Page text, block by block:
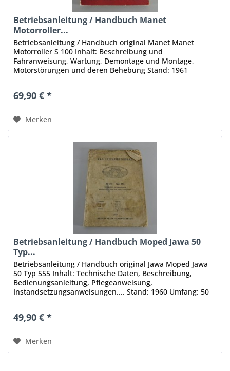
Betriebsanleitung / Handbuch Manet
Motorroller...
Betriebsanleitung / Handbuch original Manet Manet
Motorroller S 100 Inhalt: Beschreibung und
Fahranweisung, Wartung, Demontage und Montage,
Motorstörungen und deren Behebung Stand: 1961
69,90 € *
Merken
Betriebsanleitung / Handbuch Moped Jawa 50
Typ...
Betriebsanleitung / Handbuch original Jawa Moped Jawa
50 Typ 555 Inhalt: Technische Daten, Beschreibung,
Bedienungsanleitung, Pflegeanweisung,
Instandsetzungsanweisungen.... Stand: 1960 Umfang: 50
49,90 € *
Merken